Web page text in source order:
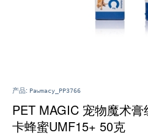
产品: Pawmacy_PP3766
PET MAGIC 宠物魔术
卡蜂蜜UMF15+ 50克